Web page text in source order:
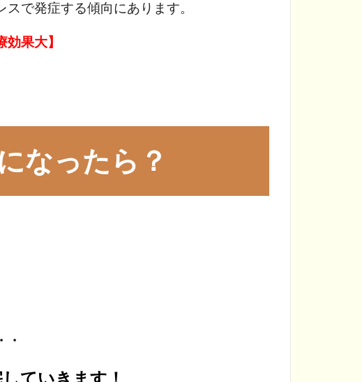
で発症する傾向にあります。
効果大】
なったら？
・
ていきます！